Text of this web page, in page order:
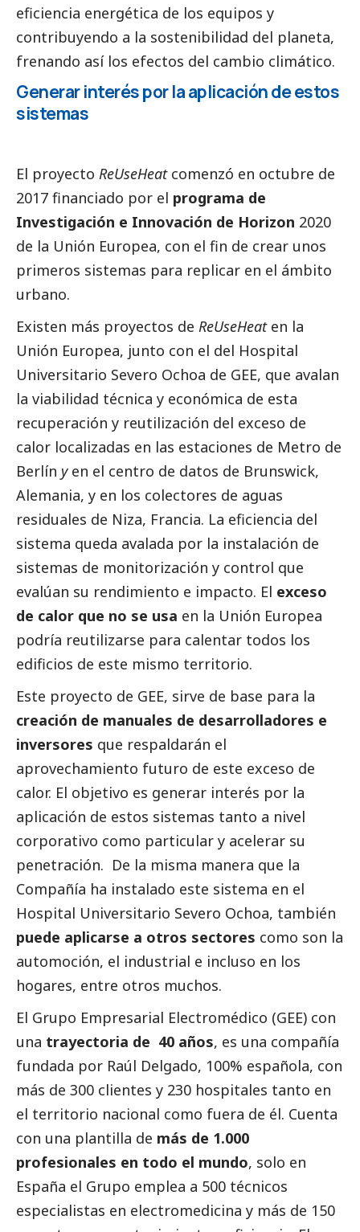
eficiencia energética de los equipos y
contribuyendo a la sostenibilidad del planeta,
frenando así los efectos del cambio climático.
Generar interés por la aplicación de estos
sistemas
El proyecto ReUseHeat comenzó en octubre de
2017 financiado por el programa de
Investigación e Innovación de Horizon 2020
de la Unión Europea, con el fin de crear unos
primeros sistemas para replicar en el ámbito
urbano.
Existen más proyectos de ReUseHeaten la
Unión Europea, junto con el del Hospital
Universitario Severo Ochoa de GEE, que avalan
la viabilidad técnica y económica de esta
recuperación y reutilización del exceso de
calor localizadas en las estaciones de Metro de
Berlín y en el centro de datos de Brunswick,
Alemania, y en los colectores de aguas
residuales de Niza, Francia. La eficiencia del
sistema queda avalada por la instalación de
sistemas de monitorización y control que
evalúan su rendimiento e impacto. El exceso
de calor que no se usa en la Unión Europea
podría reutilizarse para calentar todos los
edificios de este mismo territorio.
Este proyecto de GEE, sirve de base para la
creación de manuales de desarrolladores e
inversores que respaldarán el
aprovechamiento futuro de este exceso de
calor. El objetivo es generar interés por la
aplicación de estos sistemas tanto a nivel
corporativo como particular y acelerar su
penetración. De la misma manera que la
Compañía ha instalado este sistema en el
Hospital Universitario Severo Ochoa, también
puede aplicarse a otros sectores como son la
automoción, el industrial e incluso en los
hogares, entre otros muchos.
El Grupo Empresarial Electromédico (GEE) con
una trayectoria de 40 años, es una compañía
fundada por Raúl Delgado, 100% española, con
más de 300 clientes y 230 hospitales tanto en
el territorio nacional como fuera de él. Cuenta
con una plantilla de más de 1.000
profesionales en todo el mundo, solo en
España el Grupo emplea a 500 técnicos
especialistas en electromedicina y más de 150